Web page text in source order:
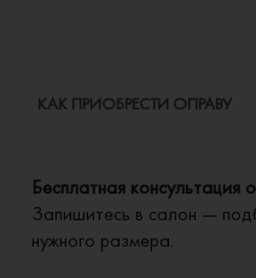
КАК ПРИОБРЕСТИ ОПРАВУ
Бесплатная консультация
Запишитесь в салон —
нужного размера.